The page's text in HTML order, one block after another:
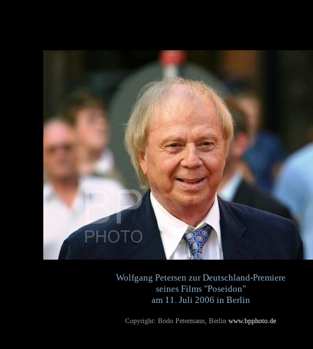
Wolfgang Petersen zur Deutschland-Premiere
seines Films "Poseidon"
am 11. Juli 2006 in Berlin
Copyright: Bodo Petermann, Berlin www.bpphoto.de